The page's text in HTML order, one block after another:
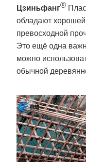
Цзиньфанг®
обладают хорошей
превосходной
Это ещё одна
можно
обычной